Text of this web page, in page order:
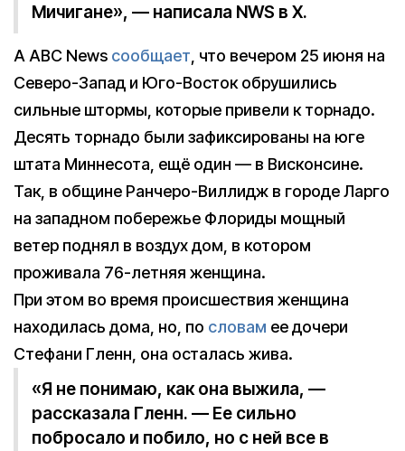
Мичигане», — написала NWS в X.
А ABC News сообщает , что вечером 25 июня на
Северо-Запад и Юго-Восток обрушились
сильные штормы, которые привели к торнадо.
Десять торнадо были зафиксированы на юге
штата Миннесота, ещё один — в Висконсине.
Так, в общине Ранчеро-Виллидж в городе Ларго
на западном побережье Флориды мощный
ветер поднял в воздух дом, в котором
проживала 76-летняя женщина.
При этом во время происшествия женщина
находилась дома, но, по словам ее дочери
Стефани Гленн, она осталась жива.
«Я не понимаю, как она выжила, —
рассказала Гленн. — Ее сильно
побросало и побило, но с ней все в